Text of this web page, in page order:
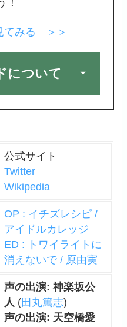
！
てみる ＞＞
について
公式サイト
Twitter
Wikipedia
OP : イチズレシピ /
アイドルカレッジ
ED : トワイライトに
消えないで / 原由実
声の出演: 神楽坂公
人 (田丸篤志)
声の出演: 天空橋愛